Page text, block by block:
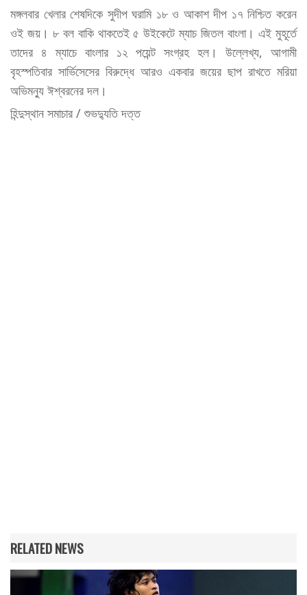
মঙ্গলবার খেলার শেষদিকে সুদীপ ঘরামি ১৮ ও আকাশ দীপ ১৭ নিশ্চিত করেন
ওই জয়। ৮ বল বাকি থাকতেই ৫ উইকেটে ম্যাচ জিতল বাংলা। এই মুহূর্তে
তাদের ৪ ম্যাচে বাংলার ১২ পয়েন্ট সংগ্রহ হল। উল্লেখ্য, আগামী
বৃহস্পতিবার সার্ভিসেসের বিরুদ্ধে আরও একবার জয়ের ছাপ রাখতে মরিয়া
অভিমন্যু ঈশ্বরনের দল।
হিন্দুস্থান সমাচার / শুভদ্যুতি দত্ত
RELATED NEWS